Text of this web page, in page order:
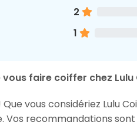
2
1
faire coiffer chez Lulu
vous considériez Lulu
recommandations